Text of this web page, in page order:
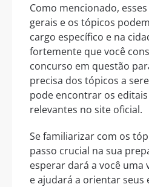
Como mencionado,
gerais e os tópicos
cargo específico e na
fortemente que você
concurso em questão
precisa dos tópicos a
pode encontrar os
relevantes no site oficial.
Se familiarizar com os
passo crucial na sua
esperar dará a você
e ajudará a orientar seus